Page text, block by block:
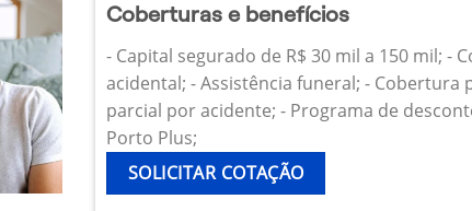
Coberturas e benefícios
- Capital segurado de R$ 30 mil a 150 mil;
acidental; - Assistência funeral; -
parcial por acidente; - Programa de
Porto Plus;
SOLICITAR COTAÇÃO